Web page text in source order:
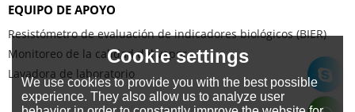
EQUIPO DE APOYO
Resistómetro de evaluación de indicadores biológicos (BIER)
Monitoreo de la calidad del vapor
Lavadora de laboratorio
Cookie settings
We use cookies to provide you with the best possible
experience. They also allow us to analyze user